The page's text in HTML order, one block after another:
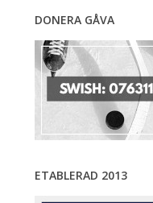
DONERA GÅVA
ETABLERAD 2013